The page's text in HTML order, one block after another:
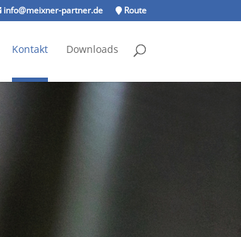
info@meixner-partner.de Route
Kontakt Downloads